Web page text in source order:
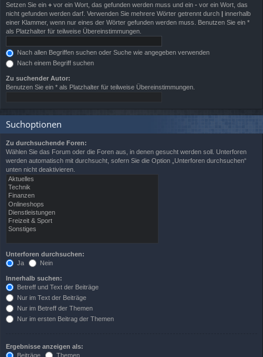
fSetzen Sie ein + vor ein Wort, das gefunden werden muss und ein - vor ein Wort, das
nicht gefunden werden darf. Verwenden Sie mehrere Wörter getrennt durch | innerhalb
einer Klammer, wenn nur eines der Wörter gefunden werden muss. Benutzen Sie ein *
als Platzhalter für teilweise Übereinstimmungen.
Nach allen Begriffen suchen oder Suche wie angegeben verwenden
Nach einem Begriff suchen
Zu suchender Autor:
Benutzen Sie ein * als Platzhalter für teilweise Übereinstimmungen.
Suchoptionen
Zu durchsuchende Foren:
Wählen Sie das Forum oder die Foren aus, in denen gesucht werden soll. Unterforen
werden automatisch mit durchsucht, sofern Sie die Option „Unterforen durchsuchen“
unten nicht deaktivieren.
Unterforen durchsuchen:
Ja
Nein
Innerhalb suchen:
Betreff und Text der Beiträge
Nur im Text der Beiträge
Nur im Betreff der Themen
Nur im ersten Beitrag der Themen
Ergebnisse anzeigen als:
Beiträge
Themen